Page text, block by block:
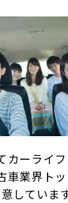
カーライ
車業界ト
しています